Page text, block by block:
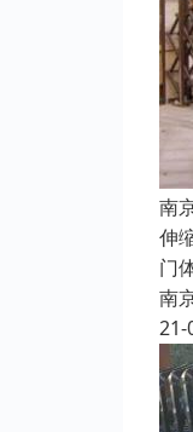
南
伸
门
南
21-